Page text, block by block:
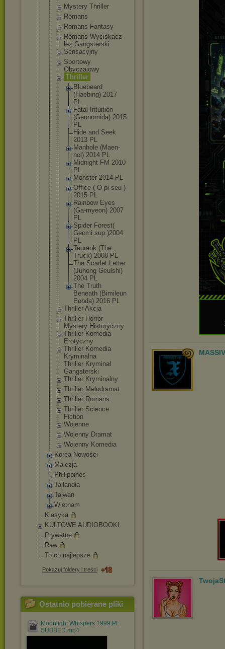
Mystery Thriller
Romans
Romans Fantasy
Romans Wyciskacz
łez Gangsterski
Sensacyjny
Sportowy
Obyczajowy
Thriller
Bluebeard
(Haebing) 2017
PL
Fatal Intuition
(Geunomida) 2015
PL
Hide and Seek
2013 PL
Manhole (Maen-
ho l) 2014 PL
Midnight FM 2010
PL
Monster 2014 PL
Office ( O-pi-seu )
2015 PL
Rainbow Eyes
(Ga-myeon) 2007
PL
Spider Forest(
Geomi sup )2004
PL
Teureok (The
Truck) 2008 PL
The Scarlet Letter
(Juhong Geulshi)
2004 PL
The Truth
Beneath (Bimileun
Eobda) 2016 PL
Thriller Akcja
Thriller Horror
Mystery Historyczny
Thriller Komedia
Erotyczny
Thriller Komedia
Kryminalna
Thriller Kryminał
Gangsterski
Thriller Kryminalny
Thriller Melodramat
Thriller Romans
Thriller Science
Fiction
Wojenne
Wojenny Dramat
Wojenny Komedia
Korea Nowości
Malezja
Philippines
Tajlandia
Tajwan
Wietnam
Klasyka
KULTOWE AUDIOBOOKI
Prywatne
Raw
To co najlepsze
Pokazuj foldery i treści
Ostatnio pobierane pliki
Moonlight Whispers 1999 PL
SUBBED.mp4